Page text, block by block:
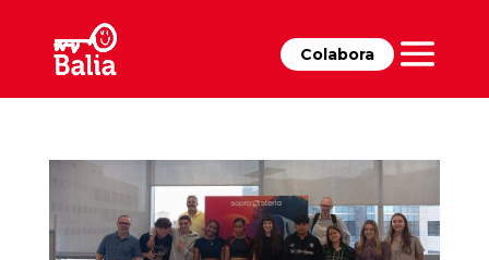
Colabora